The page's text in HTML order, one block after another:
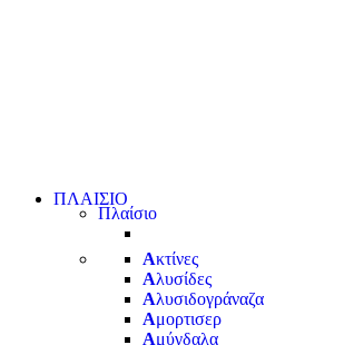
ΠΛΑΙΣΙΟ
Πλαίσιο
Ακτίνες
Αλυσίδες
Αλυσιδογράναζα
Αμορτισερ
Αμύγδαλα